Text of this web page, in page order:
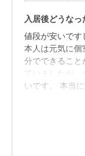
入居後どうなっ
値段が安いです
本人は元気に個
分でできること
ていましたが
いです。 本当
ライブラリ初石
詳しくは覚え
の方の対応も